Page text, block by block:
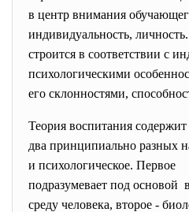
в центр внимания
индивидуальность,
строится в соответствии с
психологическими
его склонностями,
Теория воспитания содержит
два принципиально разных
и психологическое. Первое
подразумевает под основой
среду человека, второе -